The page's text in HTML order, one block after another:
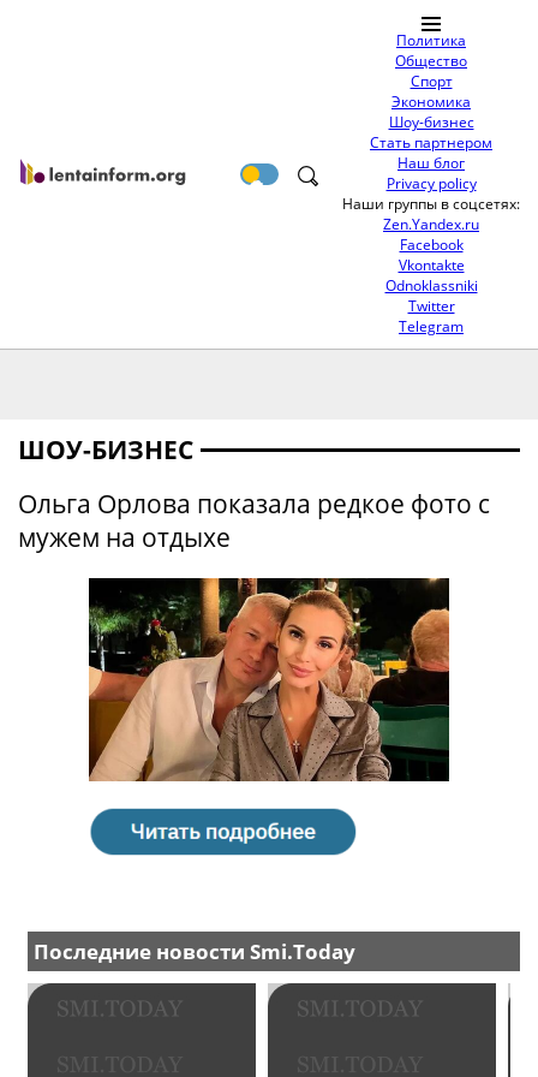
Политика
Общество
Спорт
Экономика
Шоу-бизнес
Стать партнером
Наш блог
Privacy policy
Наши группы в соцсетях:
Zen.Yandex.ru
Facebook
Vkontakte
Odnoklassniki
Twitter
Telegram
ШОУ-БИЗНЕС
Ольга Орлова показала редкое фото с
мужем на отдыхе